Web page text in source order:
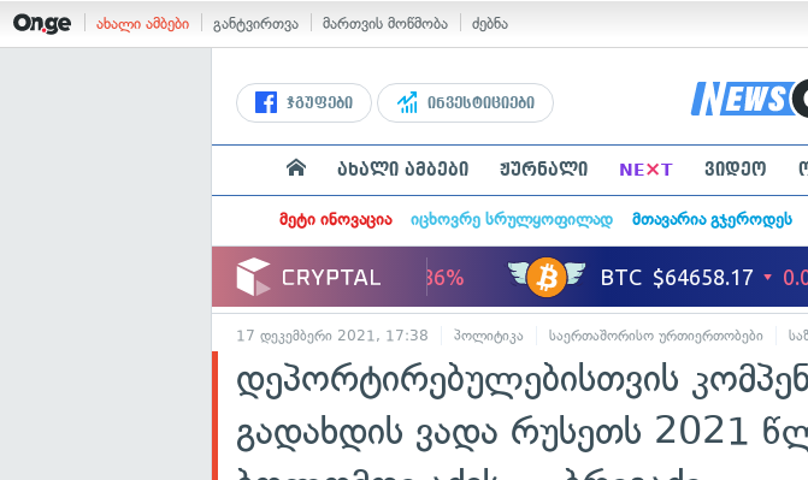
ახალი ამბები განტვირთვა მართვის მოწმობა ძებნა
ჯგუფები ინვესტიციები
ახალი ამბები ჟურნალი NE×T ვიდეო
მეტი ინოვაცია იცხოვრე სრულყოფილად მთავარია გჯეროდეს
17 დეკემბერი 2021, 17:38 პოლიტიკა საერთაშორისო ურთიერთობები
დეპორტირებულებისთვის
გადახდის ვადა რუსეთს 2021